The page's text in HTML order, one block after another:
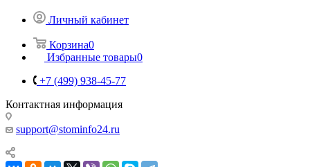
Личный кабинет
Корзина0
Избранные товары0
+7 (499) 938-45-77
Контактная информация
support@stominfo24.ru